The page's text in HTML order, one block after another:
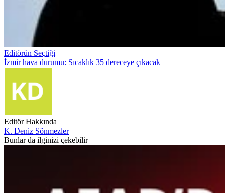
Editörün Seçtiği
İzmir hava durumu: Sıcaklık 35 dereceye çıkacak
Editör Hakkında
K. Deniz Sönmezler
Bunlar da ilginizi çekebilir